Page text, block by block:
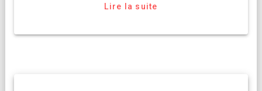
Lire la suite